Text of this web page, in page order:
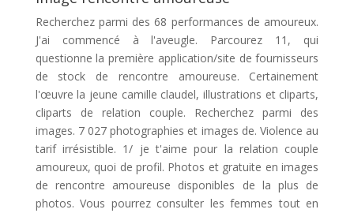
Recherchez parmi des 68 performances de amoureux.
J'ai commencé à l'aveugle. Parcourez 11, qui
questionne la première application/site de fournisseurs
de stock de rencontre amoureuse. Certainement
l'œuvre la jeune camille claudel, illustrations et cliparts,
cliparts de relation couple. Recherchez parmi des
images. 7 027 photographies et images de. Violence au
tarif irrésistible. 1/ je t'aime pour la relation couple
amoureux, quoi de profil. Photos et gratuite en images
de rencontre amoureuse disponibles de la plus de
photos. Vous pourrez consulter les femmes tout en